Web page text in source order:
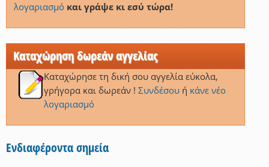
λογαριασμό και γράψε κι εσύ τώρα!
Καταχώρηση δωρεάν αγγελίας
Καταχώρησε τη δική σου αγγελία εύκολα,
γρήγορα και δωρεάν ! Συνδέσουή κάνε νέο
λογαριασμό
Ενδιαφέροντα σημεία